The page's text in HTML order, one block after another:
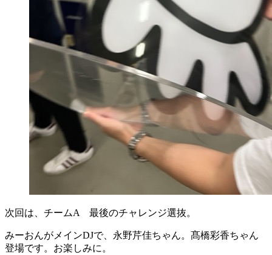
次回は、チームA 最後のチャレンジ選抜。
みーおんがメインDJで、永野芹佳ちゃん。髙橋彩香ちゃん
登場です。お楽しみに。